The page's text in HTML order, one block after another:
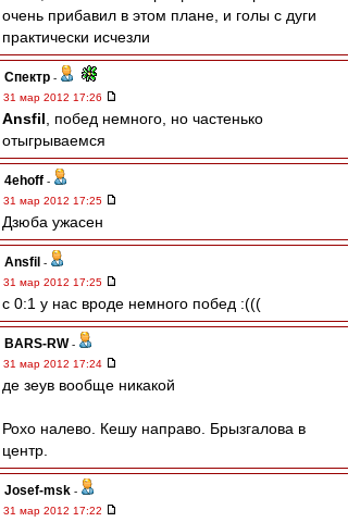
очень прибавил в этом плане, и голы с дуги
практически исчезли
Спектр -
31 мар 2012 17:26
Ansfil , побед немного, но частенько
отыгрываемся
4ehoff -
31 мар 2012 17:25
Дзюба ужасен
Ansfil -
31 мар 2012 17:25
с 0:1 у нас вроде немного побед :(((
BARS-RW -
31 мар 2012 17:24
де зеув вообще никакой
Рохо налево. Кешу направо. Брызгалова в
центр.
Josef-msk -
31 мар 2012 17:22